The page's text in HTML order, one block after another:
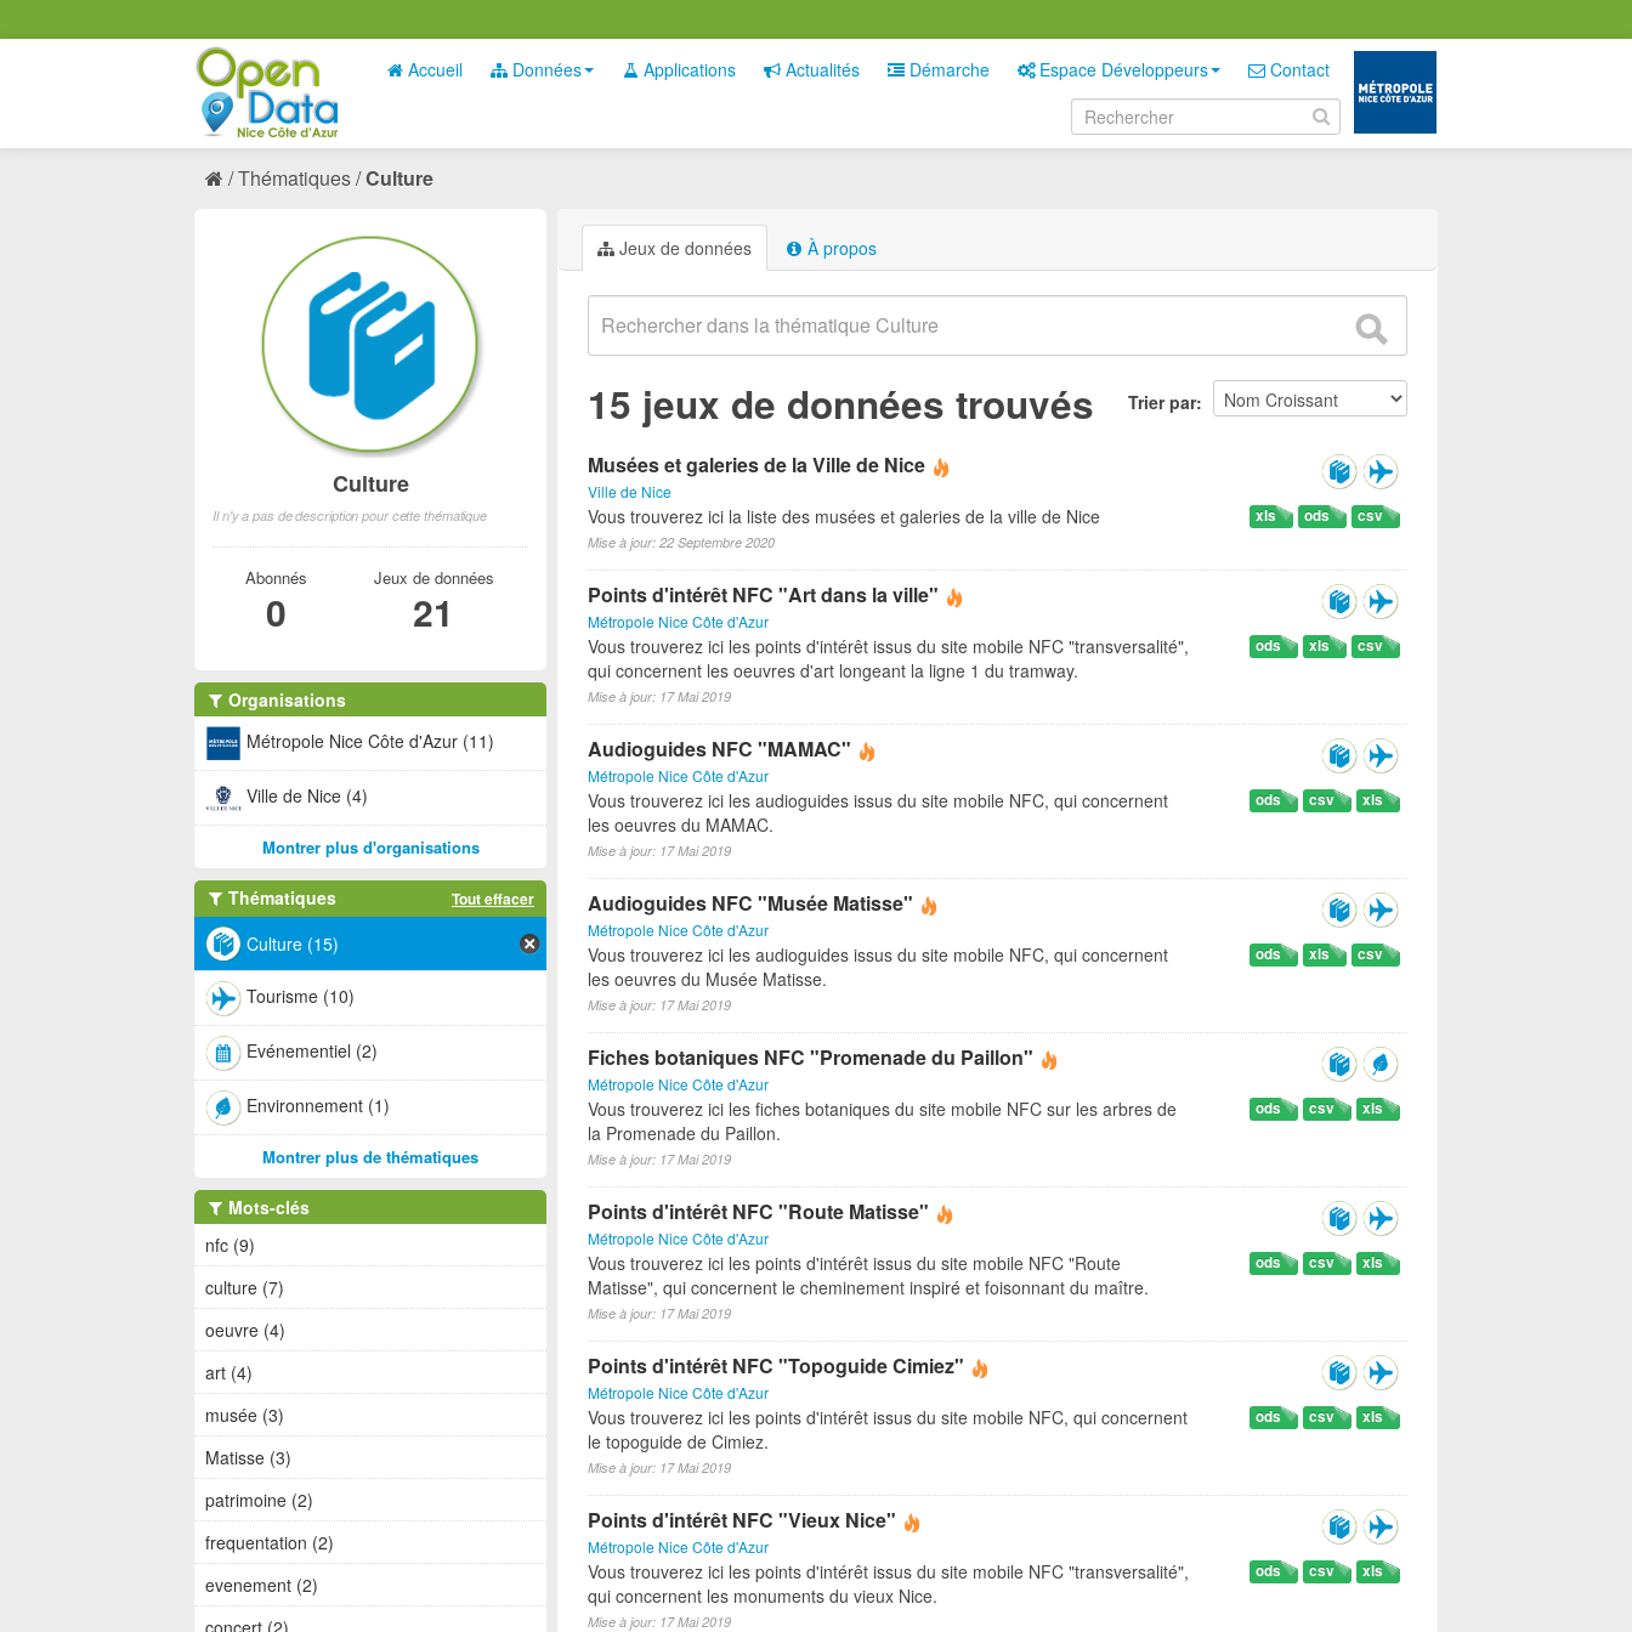
Accueil Données Applications Actualités Démarche Espace Développeurs Contact
Thématiques Culture
Jeux de données À propos
Trier par
15 jeux de données trouvés
Musées et galeries de la Ville de Nice
Ville de Nice
csv
ods
xls
Vous trouverez ici la liste des musées et galeries de la ville de Nice
Mise à jour: 22 Septembre 2020
Points d'intérêt NFC "Art dans la ville"
Métropole Nice Côte d'Azur
csv
xls
ods
Vous trouverez ici les points d'intérêt issus du site mobile NFC "transversalité",
qui concernent les oeuvres d'art longeant la ligne 1 du tramway.
Mise à jour: 17 Mai 2019
Audioguides NFC "MAMAC"
Métropole Nice Côte d'Azur
xls
csv
ods
Vous trouverez ici les audioguides issus du site mobile NFC, qui concernent
les oeuvres du MAMAC.
Mise à jour: 17 Mai 2019
Audioguides NFC "Musée Matisse"
Métropole Nice Côte d'Azur
csv
xls
ods
Vous trouverez ici les audioguides issus du site mobile NFC, qui concernent
les oeuvres du Musée Matisse.
Mise à jour: 17 Mai 2019
Fiches botaniques NFC "Promenade du Paillon"
Métropole Nice Côte d'Azur
xls
csv
ods
Vous trouverez ici les fiches botaniques du site mobile NFC sur les arbres de
la Promenade du Paillon.
Mise à jour: 17 Mai 2019
Points d'intérêt NFC "Route Matisse"
Métropole Nice Côte d'Azur
xls
csv
ods
Vous trouverez ici les points d'intérêt issus du site mobile NFC "Route
Matisse", qui concernent le cheminement inspiré et foisonnant du maître.
Mise à jour: 17 Mai 2019
Points d'intérêt NFC "Topoguide Cimiez"
Métropole Nice Côte d'Azur
xls
csv
ods
Vous trouverez ici les points d'intérêt issus du site mobile NFC, qui concernent
le topoguide de Cimiez.
Mise à jour: 17 Mai 2019
Points d'intérêt NFC "Vieux Nice"
Métropole Nice Côte d'Azur
xls
csv
ods
Vous trouverez ici les points d'intérêt issus du site mobile NFC "transversalité",
qui concernent les monuments du vieux Nice.
Mise à jour: 17 Mai 2019
Culture
Il n'y a pas de description pour cette thématique
Abonnés
0
Jeux de données
21
Organisations
Métropole Nice Côte d'Azur (11)
Ville de Nice (4)
Montrer plus d'organisations
Thématiques Tout effacer
Culture (15)
Tourisme (10)
Evénementiel (2)
Environnement (1)
Montrer plus de thématiques
Mots-clés
nfc (9)
culture (7)
oeuvre (4)
art (4)
musée (3)
Matisse (3)
patrimoine (2)
frequentation (2)
evenement (2)
concert (2)